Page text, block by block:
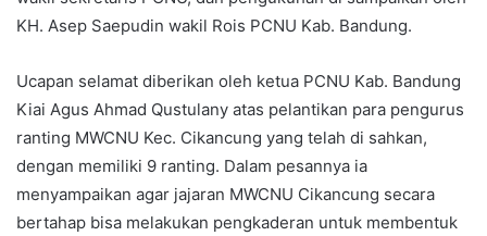
KH. Asep Saepudin wakil Rois PCNU Kab. Bandung.
Ucapan selamat diberikan oleh ketua PCNU Kab. Bandung
Kiai Agus Ahmad Qustulany atas pelantikan para pengurus
ranting MWCNU Kec. Cikancung yang telah di sahkan,
dengan memiliki 9 ranting. Dalam pesannya ia
menyampaikan agar jajaran MWCNU Cikancung secara
bertahap bisa melakukan pengkaderan untuk membentuk